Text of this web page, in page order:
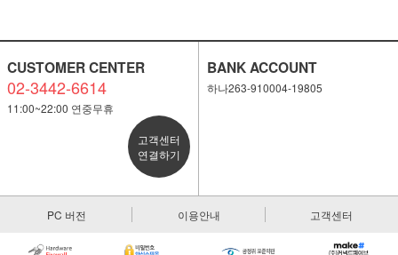
CUSTOMER CENTER
02-3442-6614
11:00~22:00 연중무휴
고객센터
연결하기
BANK ACCOUNT
하나263-910004-19805
PC 버전 이용안내 고객센터